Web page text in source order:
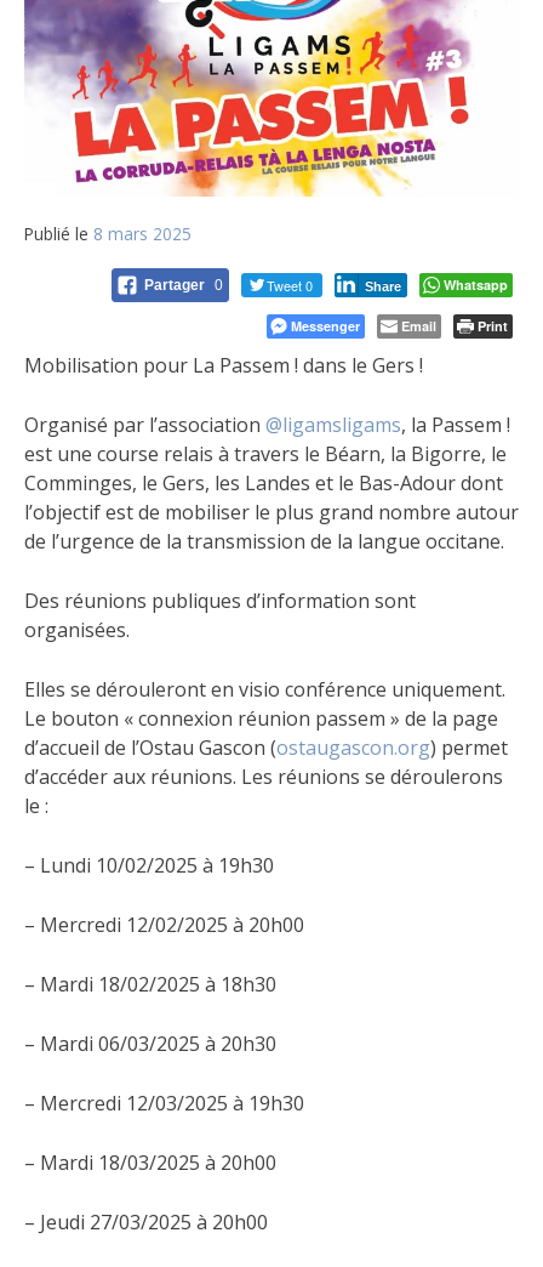
Publié le 8 mars 2025
Partager 0 Tweet 0 Share Whatsapp
Messenger Email Print
Mobilisation pour La Passem ! dans le Gers !
Organisé par l’association @ligamsligams, la Passem !
est une course relais à travers le Béarn, la Bigorre, le
Comminges, le Gers, les Landes et le Bas-Adour dont
l’objectif est de mobiliser le plus grand nombre autour
de l’urgence de la transmission de la langue occitane.
Des réunions publiques d’information sont
organisées.
Elles se dérouleront en visio conférence uniquement.
Le bouton « connexion réunion passem » de la page
d’accueil de l’Ostau Gascon (ostaugascon.org) permet
d’accéder aux réunions. Les réunions se déroulerons
le :
– Lundi 10/02/2025 à 19h30
– Mercredi 12/02/2025 à 20h00
– Mardi 18/02/2025 à 18h30
– Mardi 06/03/2025 à 20h30
– Mercredi 12/03/2025 à 19h30
– Mardi 18/03/2025 à 20h00
– Jeudi 27/03/2025 à 20h00